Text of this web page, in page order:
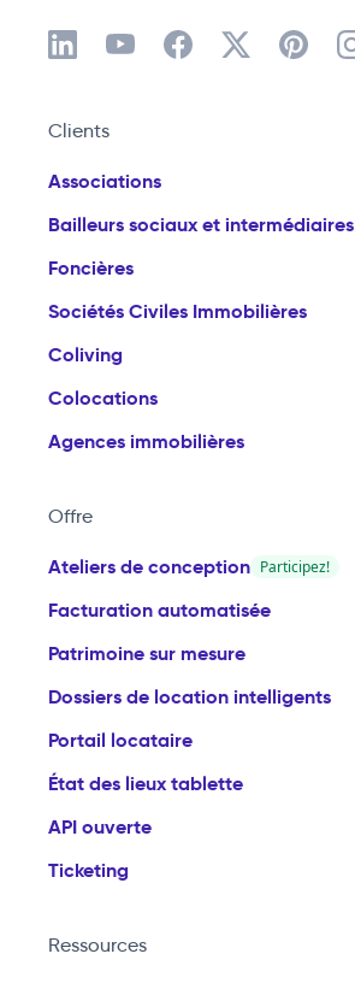
Clients
Associations
Bailleurs sociaux et intermédiaires
Foncières
Sociétés Civiles Immobilières
Coliving
Colocations
Agences immobilières
Offre
Ateliers de conception Participez!
Facturation automatisée
Patrimoine sur mesure
Dossiers de location intelligents
Portail locataire
État des lieux tablette
API ouverte
Ticketing
Ressources